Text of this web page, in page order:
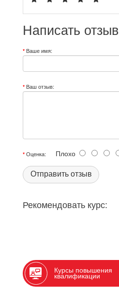
Написать отзыв
Ваше имя:
Ваш отзыв:
Оценка: Плохо
Отправить отзыв
Рекомендовать курс:
Курсы повышения
квалификации